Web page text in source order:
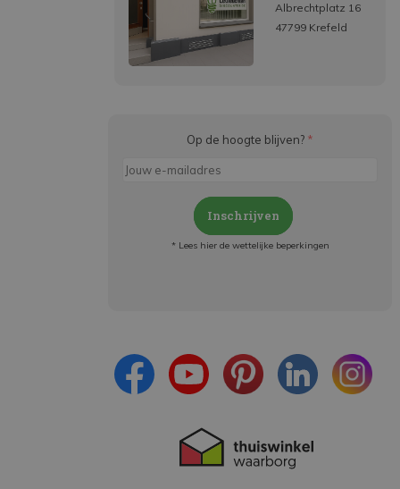
Albrechtplatz 16
47799 Krefeld
Op de hoogte blijven? *
Inschrijven
* Lees hier de wettelijke beperkingen